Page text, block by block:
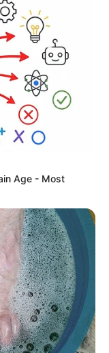
στοGoogle
ζωντανά
103,2 fm
Age - Most